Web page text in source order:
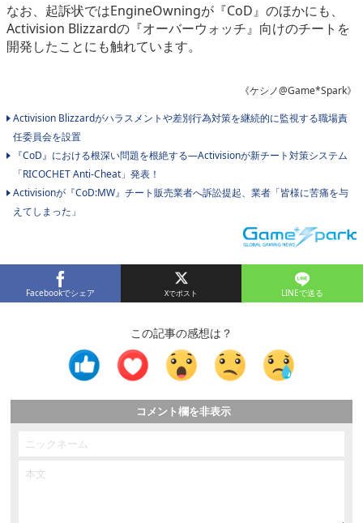
なお、起訴状ではEngineOwningが『CoD』のほかにも、
Activision Blizzardの『オーバーウォッチ』向けのチートを
開発したことにも触れています。
《ケシノ@Game*Spark》
Activision Blizzardがハラスメントや差別行為対策を継続的に監視する職場責
任委員会を設置
『CoD』における根深い問題を根絶する―Activisionが新チート対策システム
「RICOCHET Anti-Cheat」発表！
Activisionが『CoD:MW』チート販売業者へ訴訟提起、業者「皆様に苦痛を与
えてしまった」
Facebookでシェア LINEで送る
この記事の感想は？
コメント欄を非表示